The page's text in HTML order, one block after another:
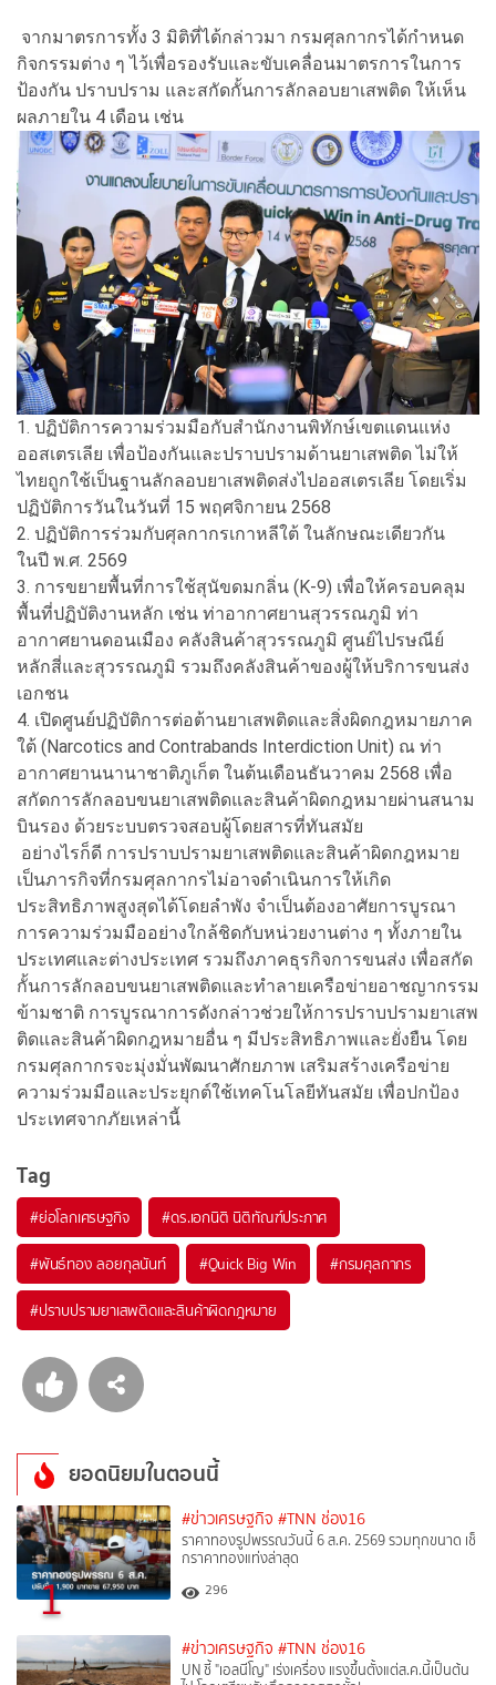
จากมาตรการทั้ง 3 มิติที่ได้กล่าวมา กรมศุลกากรได้กำหนด
กิจกรรมต่าง ๆ ไว้เพื่อรองรับและขับเคลื่อนมาตรการในการ
ป้องกัน ปราบปราม และสกัดกั้นการลักลอบยาเสพติด ให้เห็น
ผลภายใน 4 เดือน เช่น
1. ปฏิบัติการความร่วมมือกับสำนักงานพิทักษ์เขตแดนแห่ง
ออสเตรเลีย เพื่อป้องกันและปราบปรามด้านยาเสพติด ไม่ให้
ไทยถูกใช้เป็นฐานลักลอบยาเสพติดส่งไปออสเตรเลีย โดยเริ่ม
ปฏิบัติการวันในวันที่ 15 พฤศจิกายน 2568
2. ปฏิบัติการร่วมกับศุลกากรเกาหลีใต้ ในลักษณะเดียวกัน
ในปี พ.ศ. 2569
3. การขยายพื้นที่การใช้สุนัขดมกลิ่น (K-9) เพื่อให้ครอบคลุม
พื้นที่ปฏิบัติงานหลัก เช่น ท่าอากาศยานสุวรรณภูมิ ท่า
อากาศยานดอนเมือง คลังสินค้าสุวรรณภูมิ ศูนย์ไปรษณีย์
หลักสี่และสุวรรณภูมิ รวมถึงคลังสินค้าของผู้ให้บริการขนส่ง
เอกชน
4. เปิดศูนย์ปฏิบัติการต่อต้านยาเสพติดและสิ่งผิดกฎหมายภาค
ใต้ (Narcotics and Contrabands Interdiction Unit) ณ ท่า
อากาศยานนานาชาติภูเก็ต ในต้นเดือนธันวาคม 2568 เพื่อ
สกัดการลักลอบขนยาเสพติดและสินค้าผิดกฎหมายผ่านสนาม
บินรอง ด้วยระบบตรวจสอบผู้โดยสารที่ทันสมัย
อย่างไรก็ดี การปราบปรามยาเสพติดและสินค้าผิดกฎหมาย
เป็นภารกิจที่กรมศุลกากรไม่อาจดำเนินการให้เกิด
ประสิทธิภาพสูงสุดได้โดยลำพัง จำเป็นต้องอาศัยการบูรณา
การความร่วมมืออย่างใกล้ชิดกับหน่วยงานต่าง ๆ ทั้งภายใน
ประเทศและต่างประเทศ รวมถึงภาคธุรกิจการขนส่ง เพื่อสกัด
กั้นการลักลอบขนยาเสพติดและทำลายเครือข่ายอาชญากรรม
ข้ามชาติ การบูรณาการดังกล่าวช่วยให้การปราบปรามยาเสพ
ติดและสินค้าผิดกฎหมายอื่น ๆ มีประสิทธิภาพและยั่งยืน โดย
กรมศุลกากรจะมุ่งมั่นพัฒนาศักยภาพ เสริมสร้างเครือข่าย
ความร่วมมือและประยุกต์ใช้เทคโนโลยีทันสมัย เพื่อปกป้อง
ประเทศจากภัยเหล่านี้
Tag
#ย่อโลกเศรษฐกิจ #ดร.เอกนิติ นิติทัณฑ์ประภาศ
#พันธ์ทอง ลอยกุลนันท์ #Quick Big Win #กรมศุลกากร
#ปราบปรามยาเสพติดและสินค้าผิดกฎหมาย
ยอดนิยมในตอนนี้
1
#ข่าวเศรษฐกิจ #TNN ช่อง16
ราคาทองรูปพรรณวันนี้ 6 ส.ค. 2569 รวมทุกขนาด เช็
กราคาทองแท่งล่าสุด
296
#ข่าวเศรษฐกิจ #TNN ช่อง16
UN ชี้ "เอลนีโญ" เร่งเครื่อง แรงขึ้นตั้งแต่ส.ค.นี้เป็นต้น